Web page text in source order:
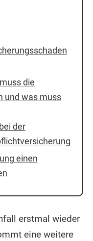
die
und was muss
der
einen
erstmal wieder
eine weitere